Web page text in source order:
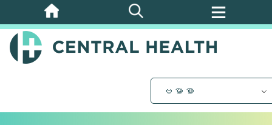
အဓိက
အကြောင်းအရာ
သို့
ဗမာစာ